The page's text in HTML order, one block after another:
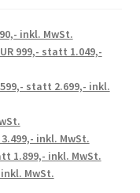
inkl. MwSt.
999,- statt 1.049,-
statt 2.699,- inkl.
inkl. MwSt.
1.899,- inkl. MwSt.
MwSt.